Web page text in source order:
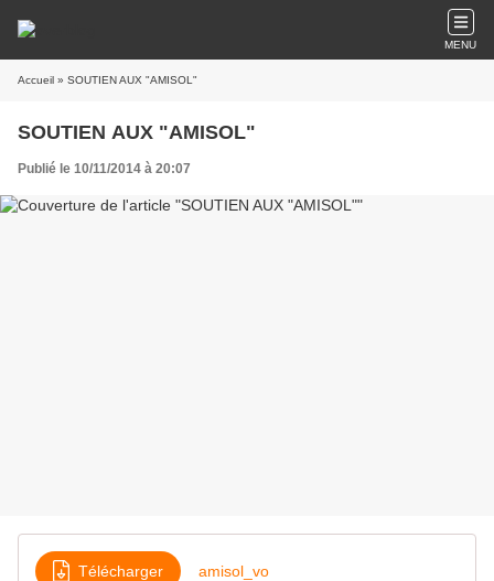
MENU
Accueil » SOUTIEN AUX "AMISOL"
SOUTIEN AUX "AMISOL"
Publié le 10/11/2014 à 20:07
Télécharger amisol_vo